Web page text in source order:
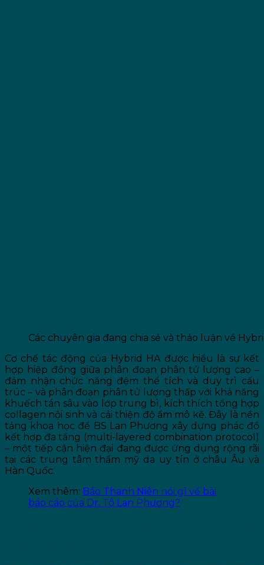
Các chuyên gia đang chia sẻ và thảo luận về
Cơ chế tác động của Hybrid HA được hiểu là sự kết
hợp hiệp đồng giữa phân đoạn phân tử lượng cao –
đảm nhận chức năng đệm thể tích và duy trì cấu
trúc – và phân đoạn phân tử lượng thấp với khả năng
khuếch tán sâu vào lớp trung bì, kích thích tổng hợp
collagen nội sinh và cải thiện độ ẩm mô kẽ. Đây là nền
tảng khoa học để BS Lan Phương xây dựng phác đồ
kết hợp đa tầng (multi-layered combination protocol)
– một tiếp cận hiện đại đang được ứng dụng rộng rãi
tại các trung tâm thẩm mỹ da uy tín ở châu Âu và
Hàn Quốc.
Xem thêm: Báo Thanh Niên nói gì về bài
báo cáo của Dr. Tô Lan Phương?